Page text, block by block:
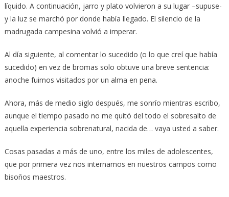
líquido. A continuación, jarro y plato volvieron a su lugar –supuse-
y la luz se marchó por donde había llegado. El silencio de la
madrugada campesina volvió a imperar.
Al día siguiente, al comentar lo sucedido (o lo que creí que había
sucedido) en vez de bromas solo obtuve una breve sentencia:
anoche fuimos visitados por un alma en pena.
Ahora, más de medio siglo después, me sonrío mientras escribo,
aunque el tiempo pasado no me quitó del todo el sobresalto de
aquella experiencia sobrenatural, nacida de… vaya usted a saber.
Cosas pasadas a más de uno, entre los miles de adolescentes,
que por primera vez nos internamos en nuestros campos como
bisoños maestros.